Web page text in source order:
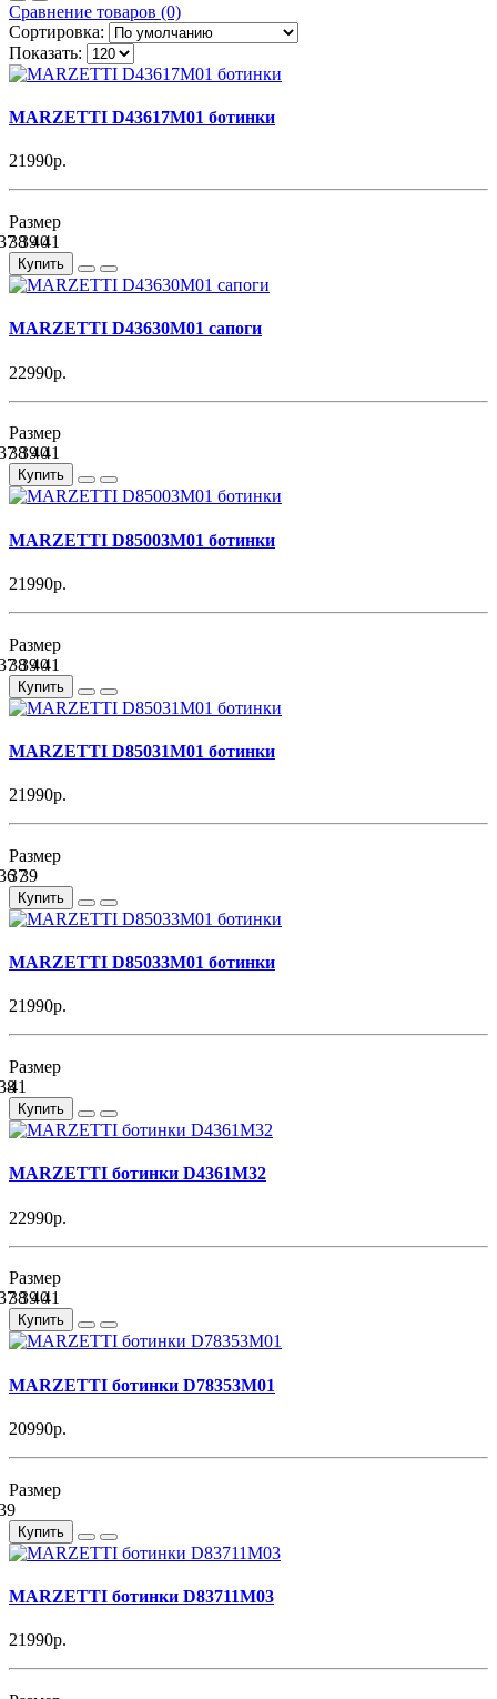
Сравнение товаров (0)
Сортировка:
Показать:
MARZETTI D43617M01 ботинки
21990р.
Размер
383940
41
Купить
MARZETTI D43630M01 сапоги
22990р.
Размер
383940
41
Купить
MARZETTI D85003M01 ботинки
21990р.
Размер
383940
41
Купить
MARZETTI D85031M01 ботинки
21990р.
Размер
3739
Купить
MARZETTI D85033M01 ботинки
21990р.
Размер
41
Купить
MARZETTI ботинки D4361M32
22990р.
Размер
383940
41
Купить
MARZETTI ботинки D78353M01
20990р.
Размер
Купить
MARZETTI ботинки D83711M03
21990р.